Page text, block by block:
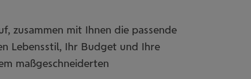
zusammen mit Ihnen die passende
Lebensstil, Ihr Budget und Ihre
maßgeschneiderten